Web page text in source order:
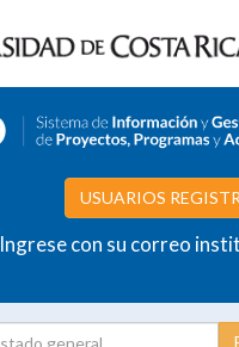
USUARIOS
Ingrese con su correo